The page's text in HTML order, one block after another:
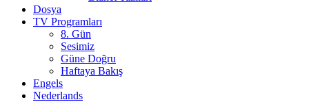
Dosya
TV Programları
8. Gün
Sesimiz
Güne Doğru
Haftaya Bakış
Engels
Nederlands